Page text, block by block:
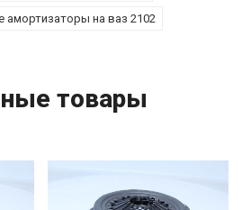
амортизаторы на ваз 2102
товары